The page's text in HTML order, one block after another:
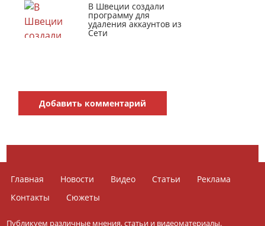
В Швеции создали
программу для
удаления аккаунтов из
Сети
Добавить комментарий
Главная Новости Видео Статьи
Реклама
Контакты
Сюжеты
Публикуем различные мнения, статьи и видеоматериалы.